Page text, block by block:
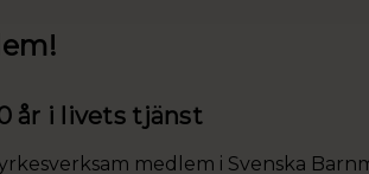
år i livets tjänst
medlem i Svenska